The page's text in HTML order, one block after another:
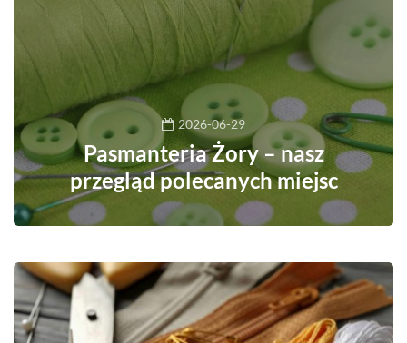
2026-06-29
Pasmanteria Żory – nasz
przegląd polecanych miejsc